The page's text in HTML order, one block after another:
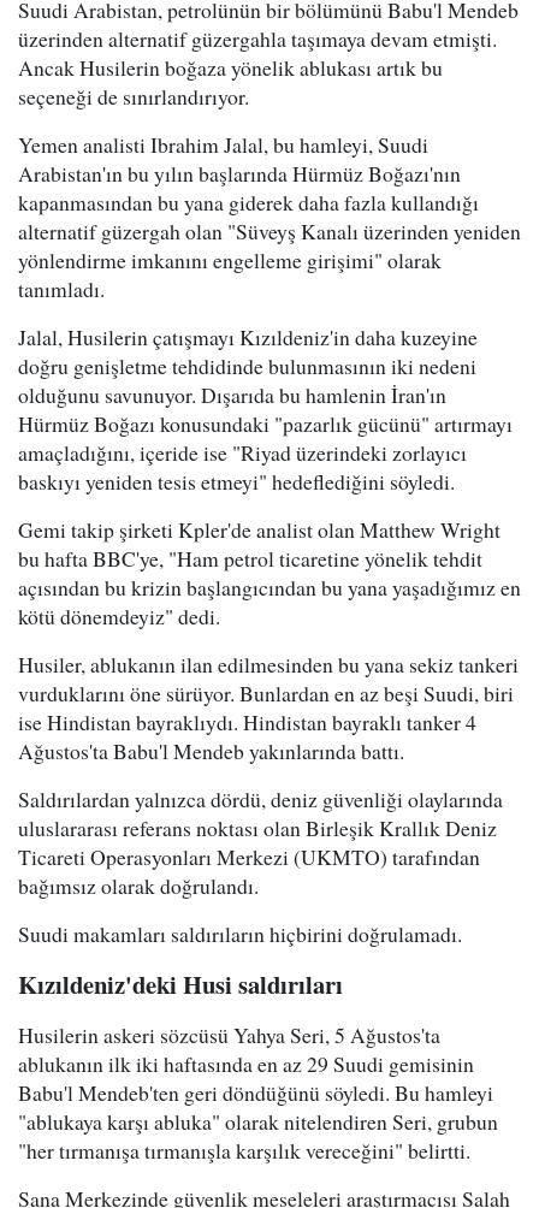
Suudi Arabistan, petrolünün bir bölümünü Babu'l Mendeb
üzerinden alternatif güzergahla taşımaya devam etmişti.
Ancak Husilerin boğaza yönelik ablukası artık bu
seçeneği de sınırlandırıyor.
Yemen analisti Ibrahim Jalal, bu hamleyi, Suudi
Arabistan'ın bu yılın başlarında Hürmüz Boğazı'nın
kapanmasından bu yana giderek daha fazla kullandığı
alternatif güzergah olan "Süveyş Kanalı üzerinden yeniden
yönlendirme imkanını engelleme girişimi" olarak
tanımladı.
Jalal, Husilerin çatışmayı Kızıldeniz'in daha kuzeyine
doğru genişletme tehdidinde bulunmasının iki nedeni
olduğunu savunuyor. Dışarıda bu hamlenin İran'ın
Hürmüz Boğazı konusundaki "pazarlık gücünü" artırmayı
amaçladığını, içeride ise "Riyad üzerindeki zorlayıcı
baskıyı yeniden tesis etmeyi" hedeflediğini söyledi.
Gemi takip şirketi Kpler'de analist olan Matthew Wright
bu hafta BBC'ye, "Ham petrol ticaretine yönelik tehdit
açısından bu krizin başlangıcından bu yana yaşadığımız en
kötü dönemdeyiz" dedi.
Husiler, ablukanın ilan edilmesinden bu yana sekiz tankeri
vurduklarını öne sürüyor. Bunlardan en az beşi Suudi, biri
ise Hindistan bayraklıydı. Hindistan bayraklı tanker 4
Ağustos'ta Babu'l Mendeb yakınlarında battı.
Saldırılardan yalnızca dördü, deniz güvenliği olaylarında
uluslararası referans noktası olan Birleşik Krallık Deniz
Ticareti Operasyonları Merkezi (UKMTO) tarafından
bağımsız olarak doğrulandı.
Suudi makamları saldırıların hiçbirini doğrulamadı.
Kızıldeniz'deki Husi saldırıları
Husilerin askeri sözcüsü Yahya Seri, 5 Ağustos'ta
ablukanın ilk iki haftasında en az 29 Suudi gemisinin
Babu'l Mendeb'ten geri döndüğünü söyledi. Bu hamleyi
"ablukaya karşı abluka" olarak nitelendiren Seri, grubun
"her tırmanışa tırmanışla karşılık vereceğini" belirtti.
Sana Merkezinde güvenlik meseleleri araştırmacısı Salah